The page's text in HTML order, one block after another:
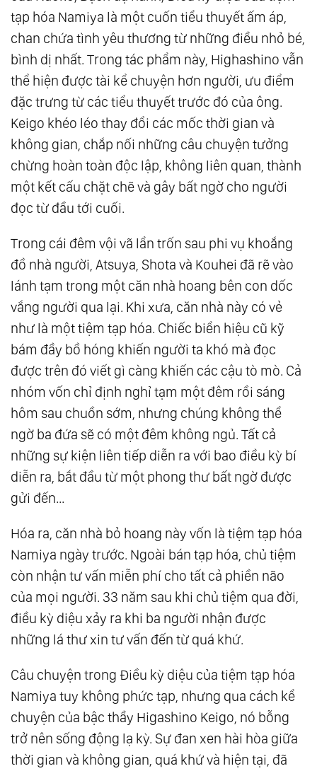
tạp hóa Namiya là một cuốn tiểu thuyết ấm áp,
chan chứa tình yêu thương từ những điều nhỏ bé,
bình dị nhất. Trong tác phẩm này, Highashino vẫn
thể hiện được tài kể chuyện hơn người, ưu điểm
đặc trưng từ các tiểu thuyết trước đó của ông.
Keigo khéo léo thay đổi các mốc thời gian và
không gian, chắp nối những câu chuyện tưởng
chừng hoàn toàn độc lập, không liên quan, thành
một kết cấu chặt chẽ và gây bất ngờ cho người
đọc từ đầu tới cuối.
Trong cái đêm vội vã lẩn trốn sau phi vụ khoắng
đồ nhà người, Atsuya, Shota và Kouhei đã rẽ vào
lánh tạm trong một căn nhà hoang bên con dốc
vắng người qua lại. Khi xưa, căn nhà này có vẻ
như là một tiệm tạp hóa. Chiếc biển hiệu cũ kỹ
bám đầy bồ hóng khiến người ta khó mà đọc
được trên đó viết gì càng khiến các cậu tò mò. Cả
nhóm vốn chỉ định nghỉ tạm một đêm rồi sáng
hôm sau chuồn sớm, nhưng chúng không thể
ngờ ba đứa sẽ có một đêm không ngủ. Tất cả
những sự kiện liên tiếp diễn ra với bao điều kỳ bí
diễn ra, bắt đầu từ một phong thư bất ngờ được
gửi đến…
Hóa ra, căn nhà bỏ hoang này vốn là tiệm tạp hóa
Namiya ngày trước. Ngoài bán tạp hóa, chủ tiệm
còn nhận tư vấn miễn phí cho tất cả phiền não
của mọi người. 33 năm sau khi chủ tiệm qua đời,
điều kỳ diệu xảy ra khi ba người nhận được
những lá thư xin tư vấn đến từ quá khứ.
Câu chuyện trong Điều kỳ diệu của tiệm tạp hóa
Namiya tuy không phức tạp, nhưng qua cách kể
chuyện của bậc thầy Higashino Keigo, nó bỗng
trở nên sống động lạ kỳ. Sự đan xen hài hòa giữa
thời gian và không gian, quá khứ và hiện tại, đã